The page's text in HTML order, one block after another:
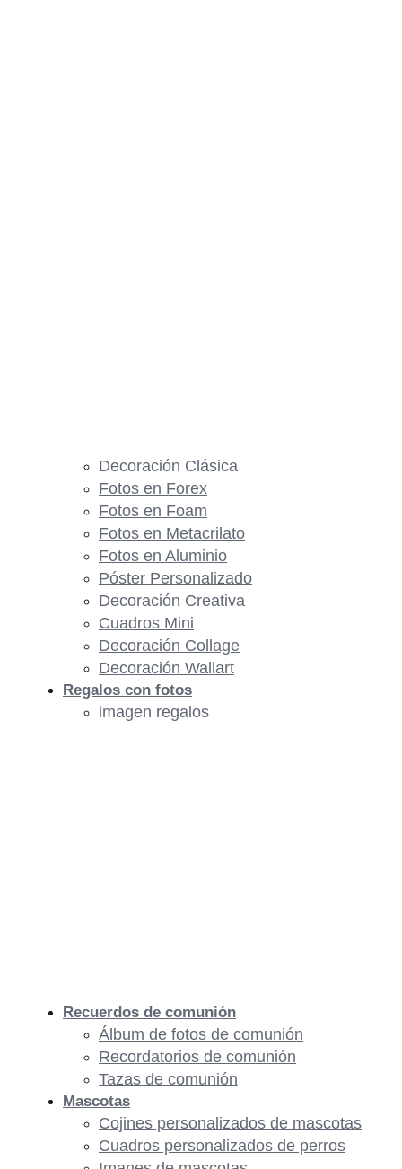
Decoración Clásica
Fotos en Forex
Fotos en Foam
Fotos en Metacrilato
Fotos en Aluminio
Póster Personalizado
Decoración Creativa
Cuadros Mini
Decoración Collage
Decoración Wallart
Regalos con fotos
imagen regalos
Recuerdos de comunión
Álbum de fotos de comunión
Recordatorios de comunión
Tazas de comunión
Mascotas
Cojines personalizados de mascotas
Cuadros personalizados de perros